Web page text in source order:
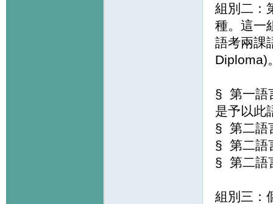
組別二：
種。這一
語考兩課
Diploma)
§ 第一語
是予以此
§ 第二語
§ 第二語
§ 第二語
組別三：